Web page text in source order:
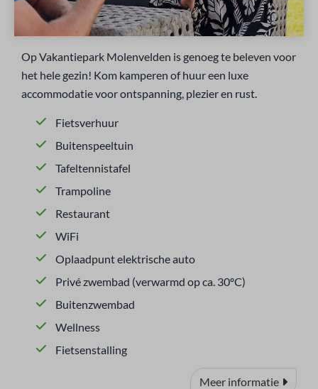
Op Vakantiepark Molenvelden is genoeg te beleven voor
het hele gezin! Kom kamperen of huur een luxe
accommodatie voor ontspanning, plezier en rust.
Fietsverhuur
Buitenspeeltuin
Tafeltennistafel
Trampoline
Restaurant
WiFi
Oplaadpunt elektrische auto
Privé zwembad (verwarmd op ca. 30ºC)
Buitenzwembad
Wellness
Fietsenstalling
Meer informatie